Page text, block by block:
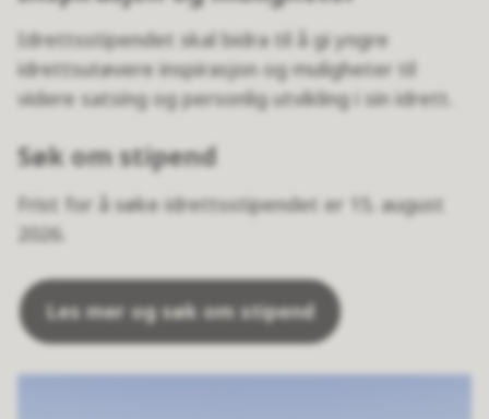
Idrettsstipendet skal bidra til å gi yngre
idrettsutøvere inspirasjon og muligheter til
videre satsing og personlig utvikling i sin idrett.
Søk om stipend
Frist for å søke idrettsstipendet er 15. august
2026.
Les mer og søk om stipend